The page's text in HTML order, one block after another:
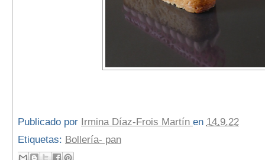
Publicado por Irmina Díaz-Frois Martín en 14.9.22
Etiquetas: Bollería- pan